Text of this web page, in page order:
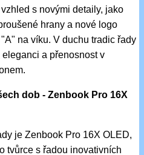
s novými detaily, jako
hrany a nové logo
na víku. V duchu tradic řady
a přenosnost v
dob - Zenbook Pro 16X
je Zenbook Pro 16X OLED,
tvůrce s řadou inovativních